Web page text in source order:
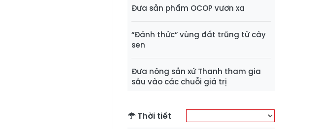
Đưa sản phẩm OCOP vươn xa
“Đánh thức” vùng đất trũng từ cây
sen
Đưa nông sản xứ Thanh tham gia
sâu vào các chuỗi giá trị
Thời tiết